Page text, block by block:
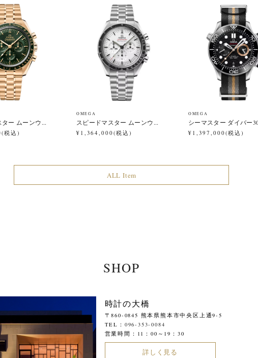
ー ムーンウ...
税込)
OMEGA
スピードマスター ムーンウ...
¥1,364,000(税込)
OMEGA
シーマスター ダイバー
¥1,397,000(税込)
ALL Item
SHOP
時計の大橋
〒860-0845 熊本県熊本市中央区上通9-5
TEL： 096-353-0084
営業時間：11：00～19：30
詳しく見る